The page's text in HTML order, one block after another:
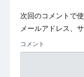
次回のコメントで
メールアドレス、
コメント